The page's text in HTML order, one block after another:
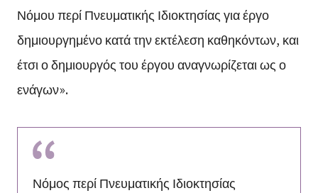
Νόμου περί Πνευματικής Ιδιοκτησίας για έργο
δημιουργημένο κατά την εκτέλεση καθηκόντων, και
έτσι ο δημιουργός του έργου αναγνωρίζεται ως ο
ενάγων».
Νόμος περί Πνευματικής Ιδιοκτησίας